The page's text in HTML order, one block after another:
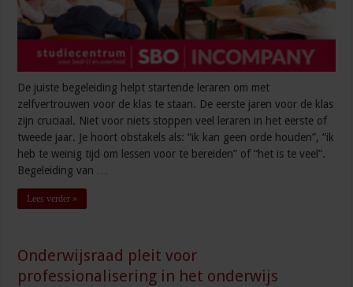
De juiste begeleiding helpt startende leraren om met
zelfvertrouwen voor de klas te staan. De eerste jaren voor de klas
zijn cruciaal. Niet voor niets stoppen veel leraren in het eerste of
tweede jaar. Je hoort obstakels als: “ik kan geen orde houden”, “ik
heb te weinig tijd om lessen voor te bereiden” of “het is te veel”.
Begeleiding van …
Lees verder »
Onderwijsraad pleit voor
professionalisering in het onderwijs